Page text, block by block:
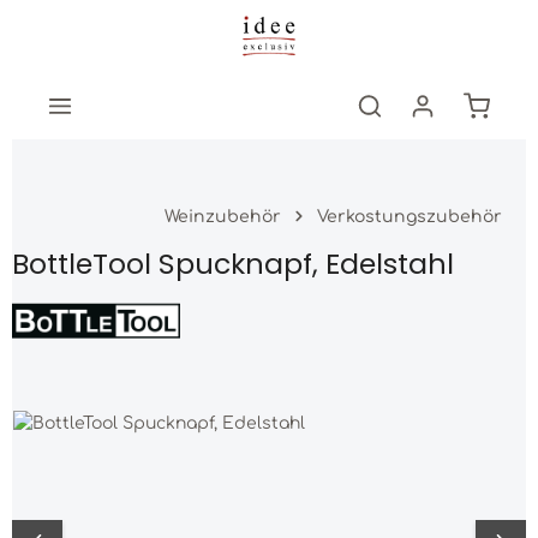
Zum Hauptinhalt springen
Weinzubehör Verkostungszubehör
BottleTool Spucknapf, Edelstahl
Bildergalerie überspringen